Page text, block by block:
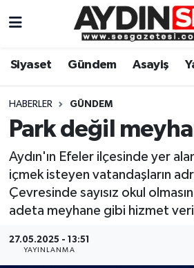
Siyaset Gündem Asayiş
HABERLER GÜNDEM
Park değil
Aydın'ın Efeler ilçesinde yer
içmek isteyen vatandaşların
Çevresinde sayısız okul
adeta meyhane gibi hizmet
27.05.2025 - 13:51
YAYINLANMA
Gündem
Siyaset
Ekonomi
Yaşam
Kültür Sanat
Aydın Hava Durumu
Aydin Namaz Vakitleri
Aydın Trafik Yoğunluk
Süper Lig Puan Durumu ve
Son Dakika Haberleri